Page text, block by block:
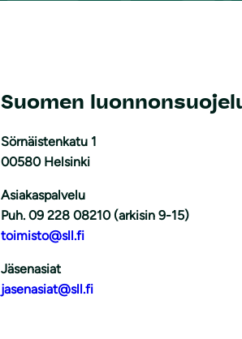
Suomen
Sörnäistenkatu 1
00580 Helsinki
Asiakaspalvelu
Puh. 09 228 08210 (arkisin 9-15)
toimisto@sll.fi
Jäsenasiat
jasenasiat@sll.fi